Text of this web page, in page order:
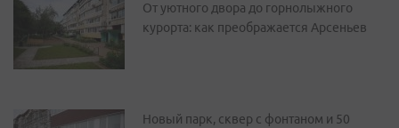
От уютного двора до горнолыжного
курорта: как преображается Арсеньев
Новый парк, сквер с фонтаном и 50